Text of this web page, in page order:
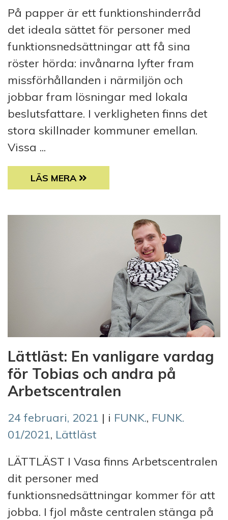
På papper är ett funktionshinderråd
det ideala sättet för personer med
funktionsnedsättningar att få sina
röster hörda: invånarna lyfter fram
missförhållanden i närmiljön och
jobbar fram lösningar med lokala
beslutsfattare. I verkligheten finns det
stora skillnader kommuner emellan.
Vissa ...
KOMMUNENS VÄCKARKLOCKA
LÄS MERA
Lättläst: En vanligare vardag
för Tobias och andra på
Arbetscentralen
24 februari, 2021 | i FUNK., FUNK.
01/2021, Lättläst
LÄTTLÄST I Vasa finns Arbetscentralen
dit personer med
funktionsnedsättningar kommer för att
jobba. I fjol måste centralen stänga på